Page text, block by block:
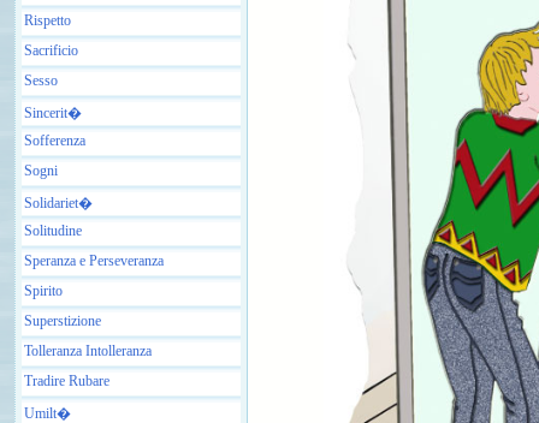
Rispetto
Sacrificio
Sesso
Sincerit�
Sofferenza
Sogni
Solidariet�
Solitudine
Speranza e Perseveranza
Spirito
Superstizione
Tolleranza Intolleranza
Tradire Rubare
Umilt�